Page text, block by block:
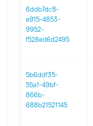
6ddb7dc8-
e915-4853-
9952-
f528ed6d2495
5b6ddf35-
55a1-49bf-
866b-
688b21521145